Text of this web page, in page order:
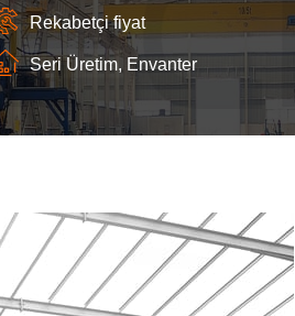
Rekabetçi fiyat
Seri Üretim, Envanter